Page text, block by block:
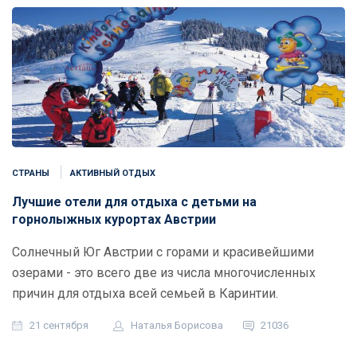
CТРАНЫ АКТИВНЫЙ ОТДЫХ
Лучшие отели для отдыха с детьми на
горнолыжных курортах Австрии
Солнечный Юг Австрии с горами и красивейшими
озерами - это всего две из числа многочисленных
причин для отдыха всей семьей в Каринтии.
21 сентября Наталья Борисова 21036